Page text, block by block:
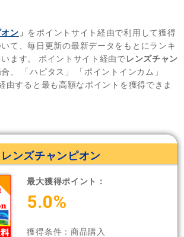
ン 」 をポイントサイト経由で利用して獲得
て、毎日更新の最新データをもとにランキ
ます。 ポイントサイト経由でレンズチャン
、 「ハピタス」
「ポイントインカム」
由すると最も高額なポイントを獲得できま
レンズチャンピオン
最大獲得ポイント：
5.0%
獲得条件：商品購入